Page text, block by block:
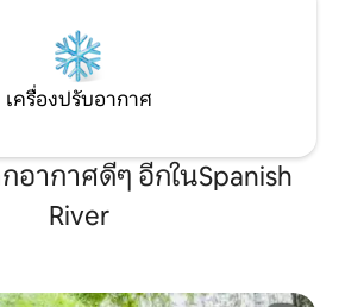
เครื่องปรับอากาศ
ากาศดีๆ อีกในSpanish
River